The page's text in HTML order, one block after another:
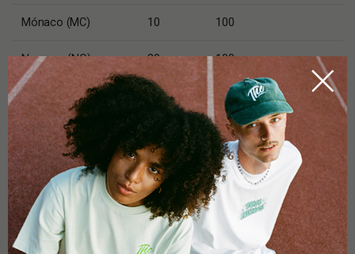
Mónaco (MC) 10 100
Noruega (NO) 20 100
Países Bajos (NL) 10.9 50
Polonia (PL) 100
Portugal (PT) 12 80
República Checa
(CZ)
10